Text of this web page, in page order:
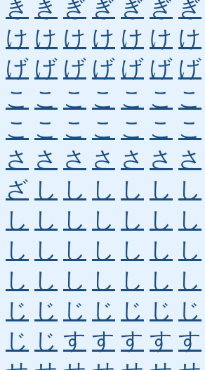
き き ぎ ぎ ぎ ぎ ぎ
け け け け け け け
げ げ げ げ げ げ げ
こ こ こ こ こ こ こ
こ こ こ こ こ こ こ
さ さ さ さ さ さ さ
ざ し し し し し し
し し し し し し し
し し し し し し し
し し し し し し し
じ じ じ じ じ じ じ
じ じ す す す す す